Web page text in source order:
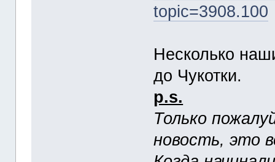
topic=3908.100
Несколько
до Чукотки.
p.s.
Только
новость, это